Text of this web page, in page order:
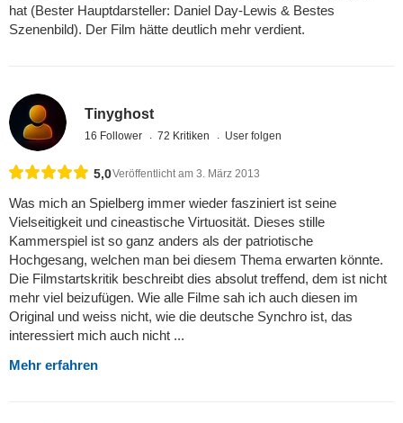
hat (Bester Hauptdarsteller: Daniel Day-Lewis & Bestes
Szenenbild). Der Film hätte deutlich mehr verdient.
Tinyghost
16 Follower 72 Kritiken User folgen
5,0Veröffentlicht am 3. März 2013
Was mich an Spielberg immer wieder fasziniert ist seine
Vielseitigkeit und cineastische Virtuosität. Dieses stille
Kammerspiel ist so ganz anders als der patriotische
Hochgesang, welchen man bei diesem Thema erwarten könnte.
Die Filmstartskritik beschreibt dies absolut treffend, dem ist nicht
mehr viel beizufügen. Wie alle Filme sah ich auch diesen im
Original und weiss nicht, wie die deutsche Synchro ist, das
interessiert mich auch nicht ...
Mehr erfahren